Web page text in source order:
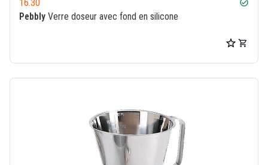
16.30 check_circle
Pebbly Verre doseur avec fond en silicone